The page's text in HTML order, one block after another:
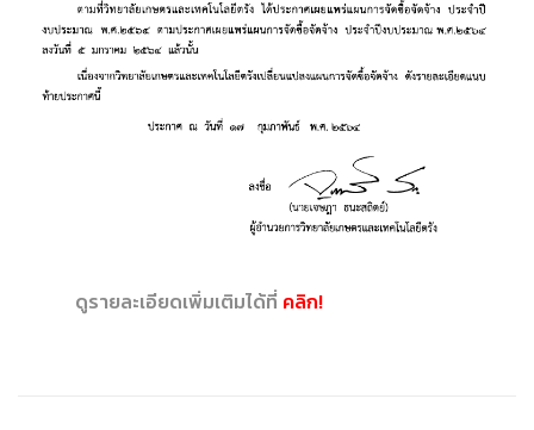
ดูรายละเอียดเพิ่มเติมได้ที่ คลิก!